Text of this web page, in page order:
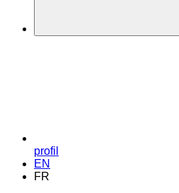
profil
EN
FR